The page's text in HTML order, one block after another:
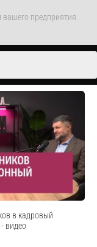
предприятия.
в кадровый
видео